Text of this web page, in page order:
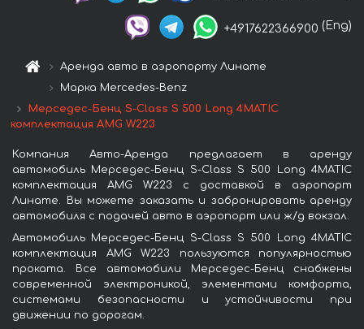
+4917622366900 (Eng)
Аренда авто в аэропорту Линате
Марка Mercedes-Benz
Мерседес-Бенц S-Class S 500 Long 4MATIC
комплектация AMG W223
Компания Авто-Аренда предлагает в аренду
автомобиль Мерседес-Бенц S-Class S 500 Long 4MATIC
комплектация AMG W223 с доставкой в аэропорт
Линате. Вы можете заказать и забронировать аренду
автомобиля с подачей авто в аэропорт или ж/д вокзал.
Автомобиль Мерседес-Бенц S-Class S 500 Long 4MATIC
комплектация AMG W223 пользуются популярностью
проката. Все автомобили Мерседес-Бенц снабжены
современной электроникой, элементами комфорта,
системами безопасности и устойчивости при
движении по дорогам.